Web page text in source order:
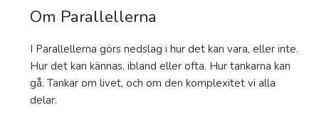
Om Parallellerna
I Parallellerna görs nedslag i hur det kan vara, eller inte.
Hur det kan kännas, ibland eller ofta. Hur tankarna kan
gå. Tankar om livet, och om den komplexitet vi alla
delar.